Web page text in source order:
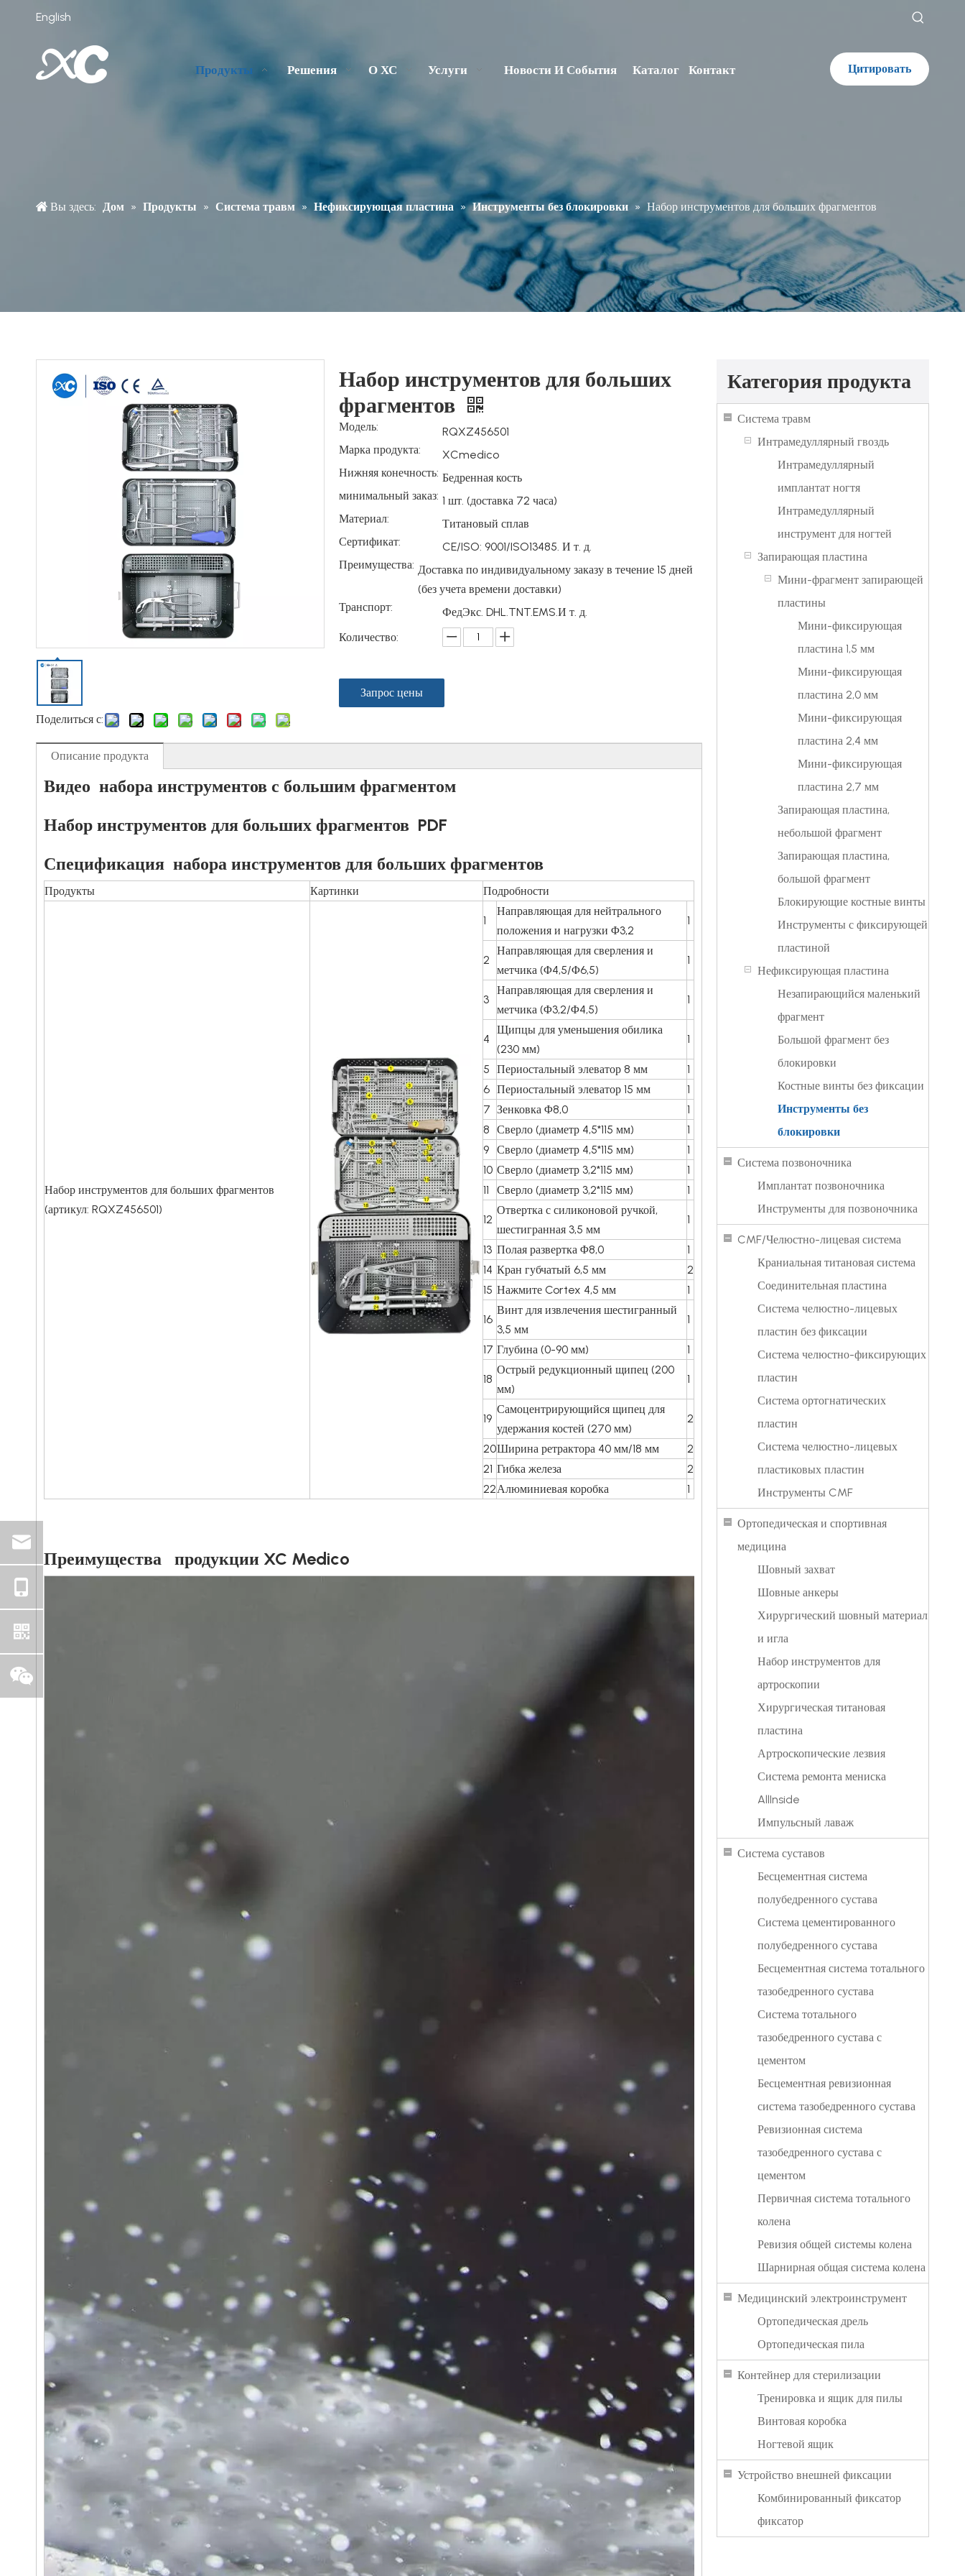
English
Продукты Решения О ХС Услуги Новости И События Каталог Контакт Цитировать
Вы здесь: Дом » Продукты » Система травм » Нефиксирующая пластина » Инструменты без блокировки » Набор инструментов для больших фрагментов
Поделиться с:
Набор инструментов для больших
фрагментов
Модель:
RQXZ456501
Марка продукта:
XCmedico
Нижняя конечность: Бедренная кость
минимальный заказ: 1 шт. (доставка 72 часа)
Материал:
Титановый сплав
Сертификат:
CE/ISO: 9001/ISO13485. И т. д.
Преимущества: Доставка по индивидуальному заказу в течение 15 дней
(без учета времени доставки)
Транспорт:
ФедЭкс. DHL.TNT.EMS.И т. д.
Количество:
Запрос цены
Описание продукта
Видео набора инструментов с большим фрагментом
Набор инструментов для больших фрагментов PDF
Спецификация набора инструментов для больших фрагментов
Продукты Картинки Подробности
Набор инструментов для больших фрагментов
(артикул: RQXZ456501)
1
Направляющая для нейтрального
положения и нагрузки Φ3,2
1
2
Направляющая для сверления и
метчика (Φ4,5/Φ6,5)
1
3
Направляющая для сверления и
метчика (Φ3,2/Φ4,5)
1
4
Щипцы для уменьшения обилика
(230 мм)
1
5 Периостальный элеватор 8 мм
1
6 Периостальный элеватор 15 мм
1
7 Зенковка Φ8,0
1
8 Сверло (диаметр 4,5*115 мм)
1
9 Сверло (диаметр 4,5*115 мм)
1
10 Сверло (диаметр 3,2*115 мм)
1
11
Сверло (диаметр 3,2*115 мм) 1
12
Отвертка с силиконовой ручкой,
шестигранная 3,5 мм
1
13 Полая развертка Φ8,0
1
14 Кран губчатый 6,5 мм
2
15 Нажмите Cortex 4,5 мм 1
16
Винт для извлечения шестигранный
3,5 мм
1
17 Глубина (0-90 мм) 1
18
Острый редукционный щипец (200
мм)
1
19
Самоцентрирующийся щипец для
удержания костей (270 мм)
2
20Ширина ретрактора 40 мм/18 мм
2
21 Гибка железа
2
22Алюминиевая коробка 1
Преимущества продукции XC Medico
Категория продукта
Система травм
Интрамедуллярный гвоздь
Интрамедуллярный
имплантат ногтя
Интрамедуллярный
инструмент для ногтей
Запирающая пластина
Мини-фрагмент запирающей
пластины
Мини-фиксирующая
пластина 1,5 мм
Мини-фиксирующая
пластина 2,0 мм
Мини-фиксирующая
пластина 2,4 мм
Мини-фиксирующая
пластина 2,7 мм
Запирающая пластина,
небольшой фрагмент
Запирающая пластина,
большой фрагмент
Блокирующие костные винты
Инструменты с фиксирующей
пластиной
Нефиксирующая пластина
Незапирающийся маленький
фрагмент
Большой фрагмент без
блокировки
Костные винты без фиксации
Инструменты без
блокировки
Система позвоночника
Имплантат позвоночника
Инструменты для позвоночника
CMF/Челюстно-лицевая система
Краниальная титановая система
Соединительная пластина
Система челюстно-лицевых
пластин без фиксации
Система челюстно-фиксирующих
пластин
Система ортогнатических
пластин
Система челюстно-лицевых
пластиковых пластин
Инструменты CMF
Ортопедическая и спортивная
медицина
Шовный захват
Шовные анкеры
Хирургический шовный материал
и игла
Набор инструментов для
артроскопии
Хирургическая титановая
пластина
Артроскопические лезвия
Система ремонта мениска
AllInside
Импульсный лаваж
Система суставов
Бесцементная система
полубедренного сустава
Система цементированного
полубедренного сустава
Бесцементная система тотального
тазобедренного сустава
Система тотального
тазобедренного сустава с
цементом
Бесцементная ревизионная
система тазобедренного сустава
Ревизионная система
тазобедренного сустава с
цементом
Первичная система тотального
колена
Ревизия общей системы колена
Шарнирная общая система колена
Медицинский электроинструмент
Ортопедическая дрель
Ортопедическая пила
Контейнер для стерилизации
Тренировка и ящик для пилы
Винтовая коробка
Ногтевой ящик
Устройство внешней фиксации
Комбинированный фиксатор
фиксатор